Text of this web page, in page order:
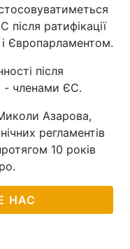
після ратифікації
Європарламентом.
після
- членами ЄС.
Азарова,
регламентів
10 років
НАС